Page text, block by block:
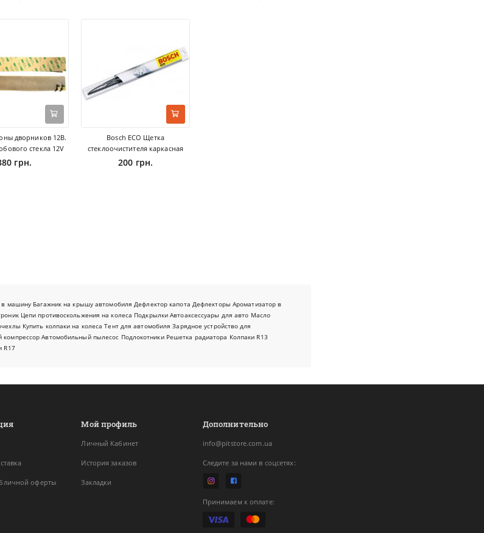
дворников 12В.
стекла 12V
грн.
Bosch ECO Щетка
стеклоочистителя каркасная
200 грн.
в машину Багажник на крышу автомобиля Дефлектор капота Дефлекторы Ароматизатор в
Цепи противоскольжения на колеса Подкрылки Автоаксессуары для авто Масло
Купить колпаки на колеса Тент для автомобиля Зарядное устройство для
компрессор Автомобильный пылесос Подлокотники Решетка радиатора Колпаки R13
R17
оферты
Мой профиль
Личный Кабинет
История заказов
Закладки
Дополнительно
info@pitstore.com.ua
Следите за нами в соцсетях:
Принимаем к оплате: